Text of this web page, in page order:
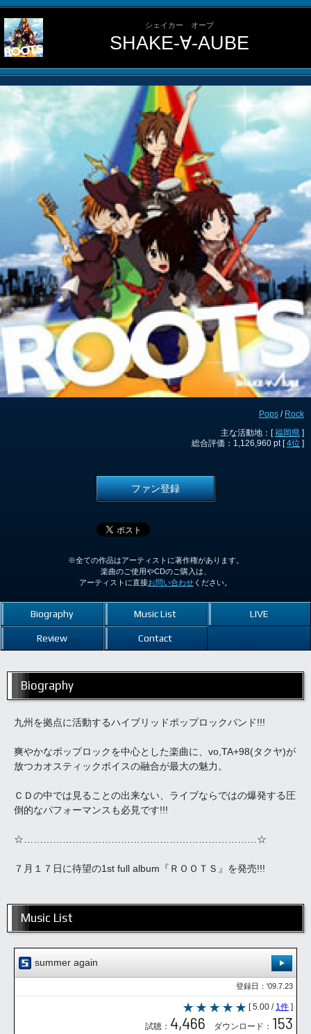
シェイカー オーブ
SHAKE-∀-AUBE
Pops / Rock
主な活動地：[福岡県 ]
総合評価：1,126,960 pt [4位 ]
ファン登録
※全ての作品はアーティストに著作権があります。
楽曲のご使用やCDのご購入は、
アーティストに直接お問い合わせ ください。
Biography Music List LIVE
Review Contact
Biography
九州を拠点に活動するハイブリッドポップロックバンド!!!
爽やかなポップロックを中心とした楽曲に、vo,TA+98(タクヤ)が
放つカオスティックボイスの融合が最大の魅力。
ＣＤの中では見ることの出来ない、ライブならではの爆発する圧
倒的なパフォーマンスも必見です!!!
☆………………………………………………………………☆
７月１７日に待望の1st full album『ＲＯＯＴＳ』を発売!!!
Music List
summer again
登録日：'09.7.23
[ 5.00 / 1件 ]
試聴： 4,466 ダウンロード： 153